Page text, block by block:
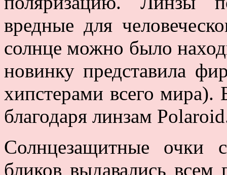
вредные для
солнце можно было
новинку представила
хипстерами всего
благодаря линзам
Солнцезащитные
бликов выдавались